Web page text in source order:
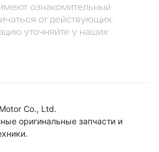
ознакомительный
от действующих.
уточняйте у наших
Co., Ltd.
оригинальные запчасти и